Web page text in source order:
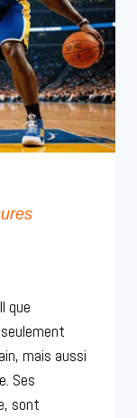
que
seulement
mais aussi
Ses
sont